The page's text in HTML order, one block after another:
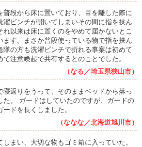
普段から床に置いており、目を離した際に
濯ピンチが開いてしまいその間に指を挟ん
れ以来は床に置くのをやめて届かないとこ
ます。まさか普段使っている物で指を挟ん
隊の方も洗濯ピンチで折れる事案は初めて
注意喚起で共有するとのことでした。
（なる／埼玉県狭山市）
寝返りをうって、そのままベッドから落っ
た。 ガードはしていたのですが、ガードの
ドを長くしました。
（ななな／北海道旭川市）
まい、大切な物もゴミ箱に入っていた。